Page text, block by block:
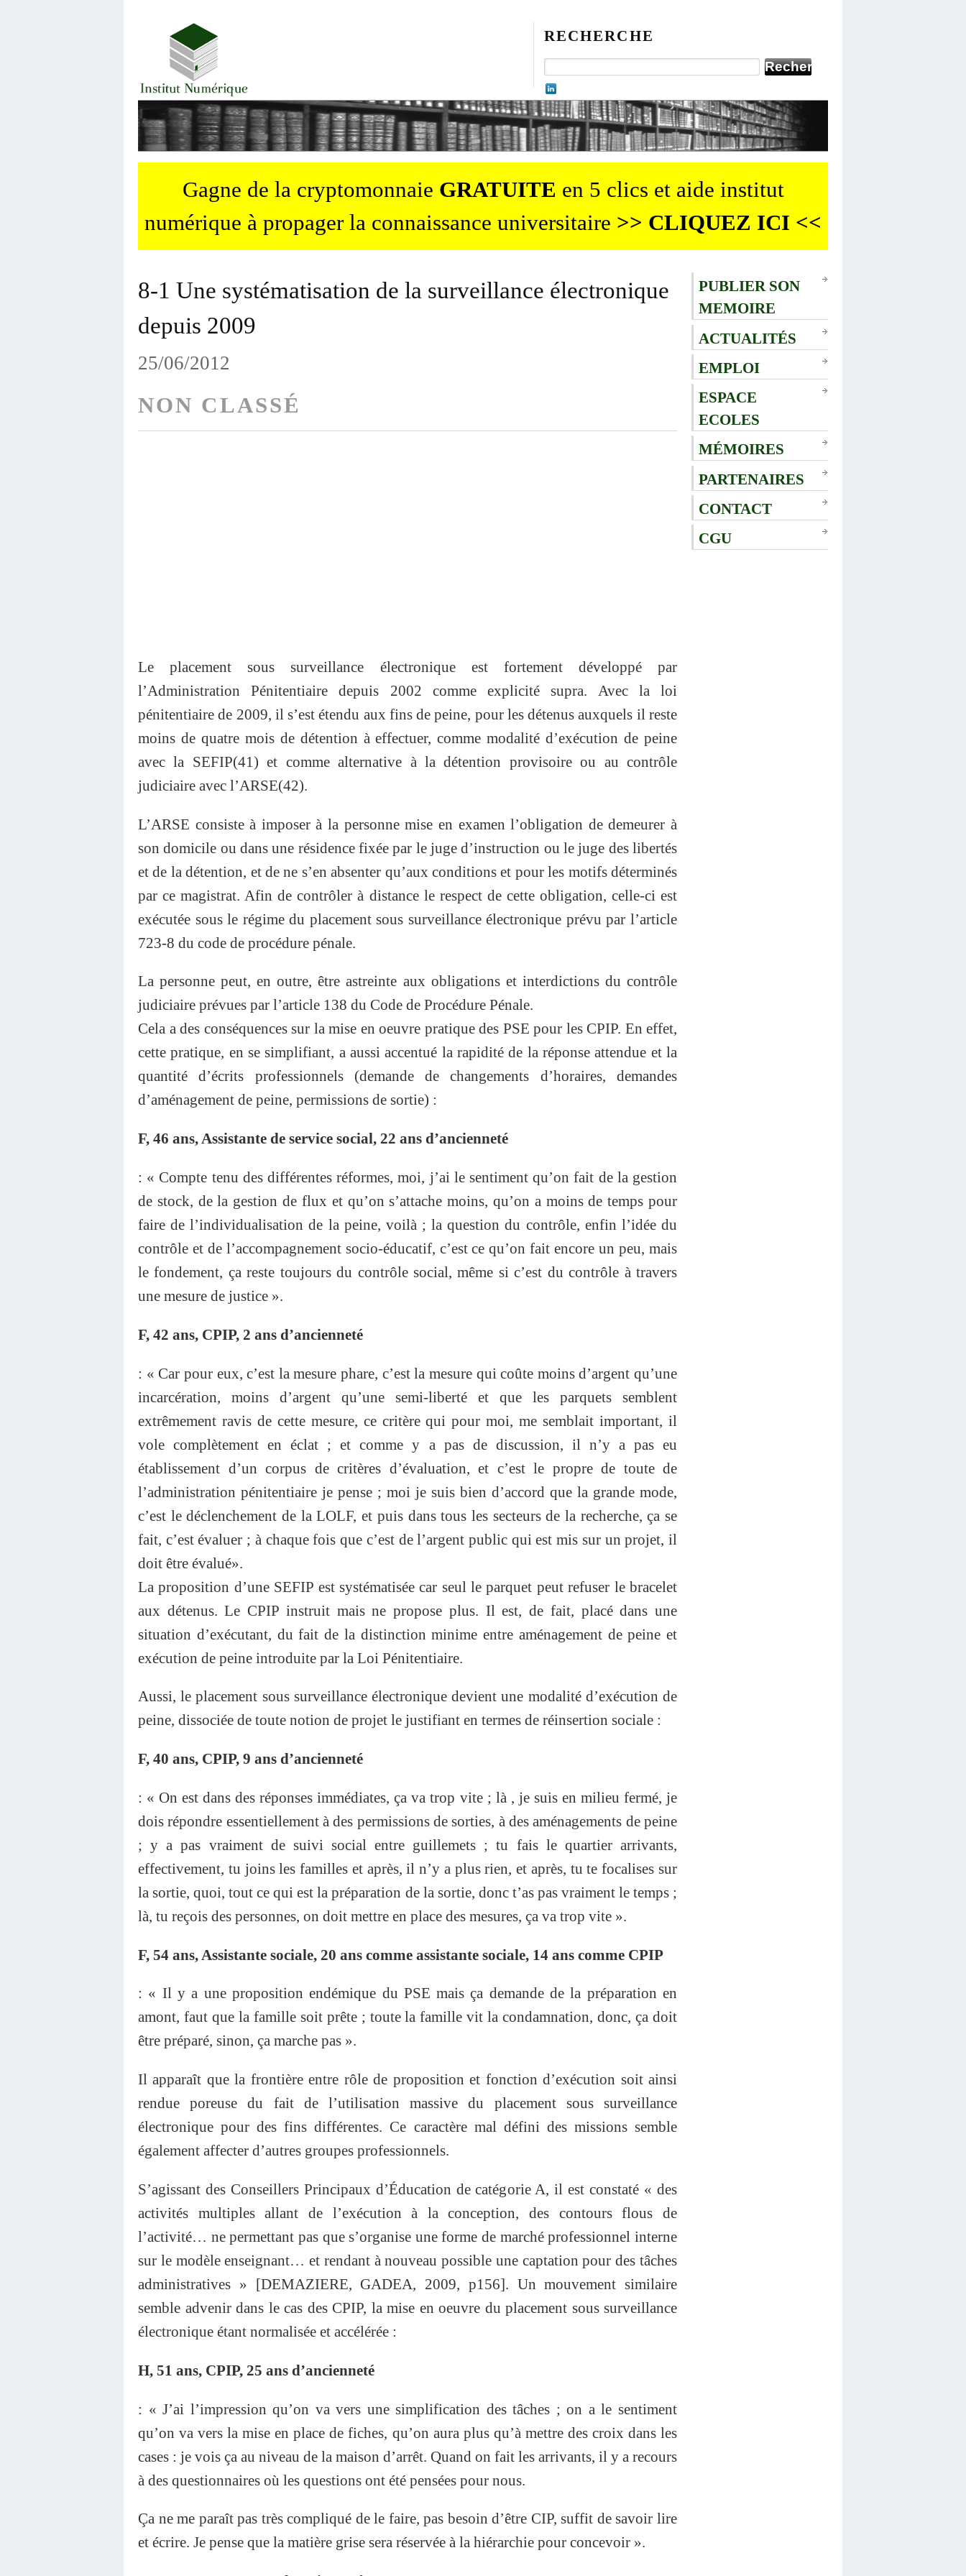
RECHERCHE
Gagne de la cryptomonnaie GRATUITE en 5 clics et aide institut
numérique à propager la connaissance universitaire >> CLIQUEZ ICI <<
8-1 Une systématisation de la surveillance électronique
depuis 2009
25/06/2012
NON CLASSÉ
Le placement sous surveillance électronique est fortement développé par
l’Administration Pénitentiaire depuis 2002 comme explicité supra. Avec la loi
pénitentiaire de 2009, il s’est étendu aux fins de peine, pour les détenus auxquels il reste
moins de quatre mois de détention à effectuer, comme modalité d’exécution de peine
avec la SEFIP(41) et comme alternative à la détention provisoire ou au contrôle
judiciaire avec l’ARSE(42).
L’ARSE consiste à imposer à la personne mise en examen l’obligation de demeurer à
son domicile ou dans une résidence fixée par le juge d’instruction ou le juge des libertés
et de la détention, et de ne s’en absenter qu’aux conditions et pour les motifs déterminés
par ce magistrat. Afin de contrôler à distance le respect de cette obligation, celle-ci est
exécutée sous le régime du placement sous surveillance électronique prévu par l’article
723-8 du code de procédure pénale.
La personne peut, en outre, être astreinte aux obligations et interdictions du contrôle
judiciaire prévues par l’article 138 du Code de Procédure Pénale.
Cela a des conséquences sur la mise en oeuvre pratique des PSE pour les CPIP. En effet,
cette pratique, en se simplifiant, a aussi accentué la rapidité de la réponse attendue et la
quantité d’écrits professionnels (demande de changements d’horaires, demandes
d’aménagement de peine, permissions de sortie) :
F, 46 ans, Assistante de service social, 22 ans d’ancienneté
: « Compte tenu des différentes réformes, moi, j’ai le sentiment qu’on fait de la gestion
de stock, de la gestion de flux et qu’on s’attache moins, qu’on a moins de temps pour
faire de l’individualisation de la peine, voilà ; la question du contrôle, enfin l’idée du
contrôle et de l’accompagnement socio-éducatif, c’est ce qu’on fait encore un peu, mais
le fondement, ça reste toujours du contrôle social, même si c’est du contrôle à travers
une mesure de justice ».
F, 42 ans, CPIP, 2 ans d’ancienneté
: « Car pour eux, c’est la mesure phare, c’est la mesure qui coûte moins d’argent qu’une
incarcération, moins d’argent qu’une semi-liberté et que les parquets semblent
extrêmement ravis de cette mesure, ce critère qui pour moi, me semblait important, il
vole complètement en éclat ; et comme y a pas de discussion, il n’y a pas eu
établissement d’un corpus de critères d’évaluation, et c’est le propre de toute de
l’administration pénitentiaire je pense ; moi je suis bien d’accord que la grande mode,
c’est le déclenchement de la LOLF, et puis dans tous les secteurs de la recherche, ça se
fait, c’est évaluer ; à chaque fois que c’est de l’argent public qui est mis sur un projet, il
doit être évalué».
La proposition d’une SEFIP est systématisée car seul le parquet peut refuser le bracelet
aux détenus. Le CPIP instruit mais ne propose plus. Il est, de fait, placé dans une
situation d’exécutant, du fait de la distinction minime entre aménagement de peine et
exécution de peine introduite par la Loi Pénitentiaire.
Aussi, le placement sous surveillance électronique devient une modalité d’exécution de
peine, dissociée de toute notion de projet le justifiant en termes de réinsertion sociale :
F, 40 ans, CPIP, 9 ans d’ancienneté
: « On est dans des réponses immédiates, ça va trop vite ; là , je suis en milieu fermé, je
dois répondre essentiellement à des permissions de sorties, à des aménagements de peine
; y a pas vraiment de suivi social entre guillemets ; tu fais le quartier arrivants,
effectivement, tu joins les familles et après, il n’y a plus rien, et après, tu te focalises sur
la sortie, quoi, tout ce qui est la préparation de la sortie, donc t’as pas vraiment le temps ;
là, tu reçois des personnes, on doit mettre en place des mesures, ça va trop vite ».
F, 54 ans, Assistante sociale, 20 ans comme assistante sociale, 14 ans comme CPIP
: « Il y a une proposition endémique du PSE mais ça demande de la préparation en
amont, faut que la famille soit prête ; toute la famille vit la condamnation, donc, ça doit
être préparé, sinon, ça marche pas ».
Il apparaît que la frontière entre rôle de proposition et fonction d’exécution soit ainsi
rendue poreuse du fait de l’utilisation massive du placement sous surveillance
électronique pour des fins différentes. Ce caractère mal défini des missions semble
également affecter d’autres groupes professionnels.
S’agissant des Conseillers Principaux d’Éducation de catégorie A, il est constaté « des
activités multiples allant de l’exécution à la conception, des contours flous de
l’activité… ne permettant pas que s’organise une forme de marché professionnel interne
sur le modèle enseignant… et rendant à nouveau possible une captation pour des tâches
administratives » [DEMAZIERE, GADEA, 2009, p156]. Un mouvement similaire
semble advenir dans le cas des CPIP, la mise en oeuvre du placement sous surveillance
électronique étant normalisée et accélérée :
H, 51 ans, CPIP, 25 ans d’ancienneté
: « J’ai l’impression qu’on va vers une simplification des tâches ; on a le sentiment
qu’on va vers la mise en place de fiches, qu’on aura plus qu’à mettre des croix dans les
cases : je vois ça au niveau de la maison d’arrêt. Quand on fait les arrivants, il y a recours
à des questionnaires où les questions ont été pensées pour nous.
Ça ne me paraît pas très compliqué de le faire, pas besoin d’être CIP, suffit de savoir lire
et écrire. Je pense que la matière grise sera réservée à la hiérarchie pour concevoir ».
PUBLIER SON
MEMOIRE
ACTUALITÉS
EMPLOI
ESPACE
ECOLES
MÉMOIRES
PARTENAIRES
CONTACT
CGU